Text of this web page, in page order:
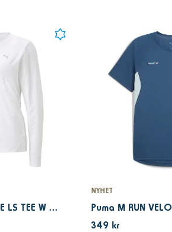
Puma RUN FAVORITE LS TEE W PUMA White
NYHET
349 kr